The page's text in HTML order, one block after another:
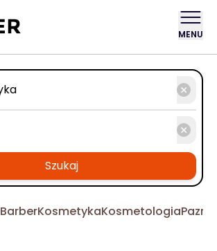
MENU
Szukaj
BarberKosmetykaKosmetologia